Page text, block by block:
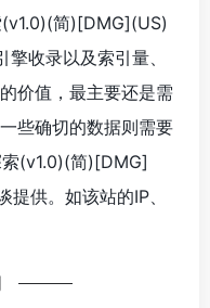
简)[DMG](US)
收录以及索引量、
价值，最主要还是需
些确切的数据则需要
(v1.0)(简)[DMG]
供。如该站的IP、